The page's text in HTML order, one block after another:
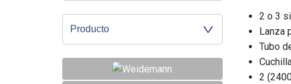
Producto
2 o 3
Lanza
Tubo
2